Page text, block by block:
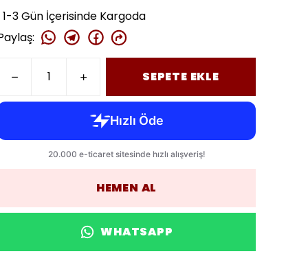
1-3 Gün İçerisinde Kargoda
:
SEPETE EKLE
HEMEN AL
WHATSAPP